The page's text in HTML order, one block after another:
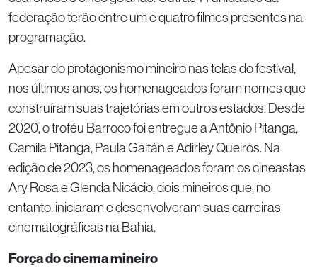
federação terão entre um e quatro filmes presentes na
programação.
Apesar do protagonismo mineiro nas telas do festival,
nos últimos anos, os homenageados foram nomes que
construíram suas trajetórias em outros estados. Desde
2020, o troféu Barroco foi entregue a Antônio Pitanga,
Camila Pitanga, Paula Gaitán e Adirley Queirós. Na
edição de 2023, os homenageados foram os cineastas
Ary Rosa e Glenda Nicácio, dois mineiros que, no
entanto, iniciaram e desenvolveram suas carreiras
cinematográficas na Bahia.
Força do cinema mineiro